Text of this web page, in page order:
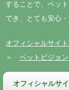
することで、ペッ
でき、とても安心・
オフィシャルサイ
＞ ペットビジョン
オフィシャルサ